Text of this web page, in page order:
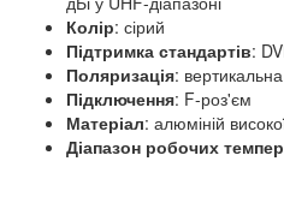
Колір: сірий
Підтримка стандартів:
Поляризація:
Підключення: F-роз'єм
Матеріал: алюміній
Діапазон робочих